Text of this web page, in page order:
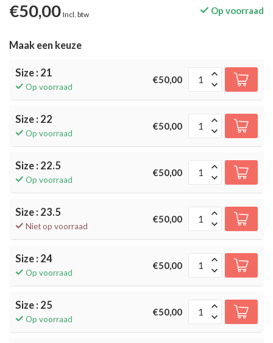
€50,00 Incl. btw Op voorraad
Maak een keuze
Size : 21
Op voorraad
€50,00
Size : 22
Op voorraad
€50,00
Size : 22.5
Op voorraad
€50,00
Size : 23.5
Niet op voorraad
€50,00
Size : 24
Op voorraad
€50,00
Size : 25
Op voorraad
€50,00